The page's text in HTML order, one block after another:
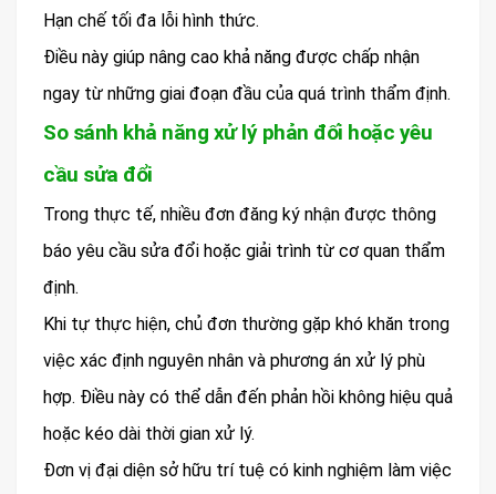
Hạn chế tối đa lỗi hình thức.
Điều này giúp nâng cao khả năng được chấp nhận
ngay từ những giai đoạn đầu của quá trình thẩm định.
So sánh khả năng xử lý phản đối hoặc yêu
cầu sửa đổi
Trong thực tế, nhiều đơn đăng ký nhận được thông
báo yêu cầu sửa đổi hoặc giải trình từ cơ quan thẩm
định.
Khi tự thực hiện, chủ đơn thường gặp khó khăn trong
việc xác định nguyên nhân và phương án xử lý phù
hợp. Điều này có thể dẫn đến phản hồi không hiệu quả
hoặc kéo dài thời gian xử lý.
Đơn vị đại diện sở hữu trí tuệ có kinh nghiệm làm việc